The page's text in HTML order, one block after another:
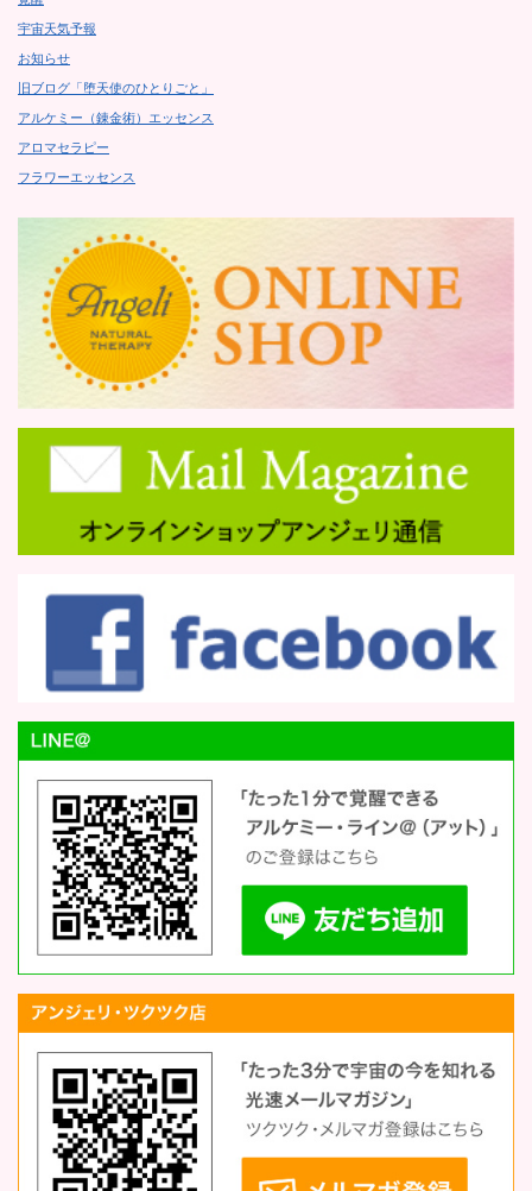
宇宙天気予報
お知らせ
旧ブログ「堕天使のひとりごと」
アルケミー（錬金術）エッセンス
アロマセラピー
フラワーエッセンス